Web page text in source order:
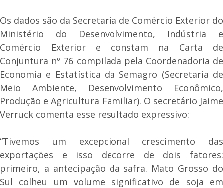
Os dados são da Secretaria de Comércio Exterior do
Ministério do Desenvolvimento, Indústria e
Comércio Exterior e constam na Carta de
Conjuntura nº 76 compilada pela Coordenadoria de
Economia e Estatística da Semagro (Secretaria de
Meio Ambiente, Desenvolvimento Econômico,
Produção e Agricultura Familiar). O secretário Jaime
Verruck comenta esse resultado expressivo:
“Tivemos um excepcional crescimento das
exportações e isso decorre de dois fatores:
primeiro, a antecipação da safra. Mato Grosso do
Sul colheu um volume significativo de soja em